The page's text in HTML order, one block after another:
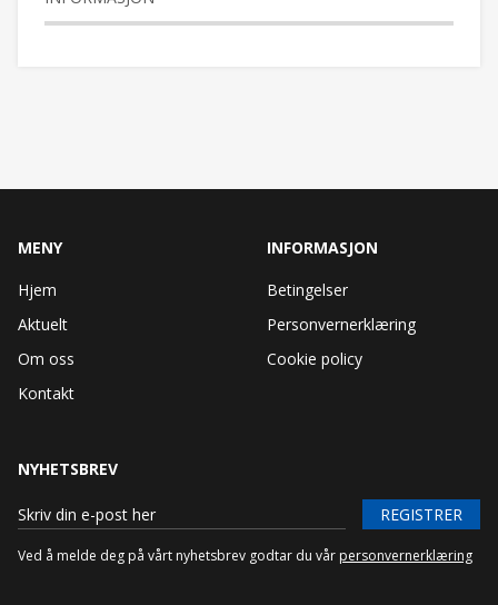
MENY
Hjem
Aktuelt
Om oss
Kontakt
INFORMASJON
Betingelser
Personvernerklæring
Cookie policy
NYHETSBREV
REGISTRER
Ved å melde deg på vårt nyhetsbrev godtar du vår personvernerklæring